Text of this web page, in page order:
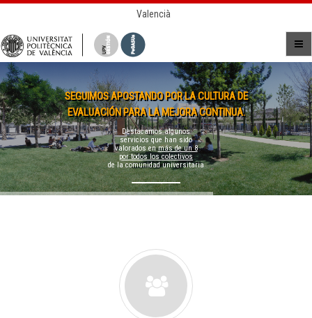
Valencià
SEGUIMOS APOSTANDO POR LA CULTURA DE
EVALUACIÓN PARA LA MEJORA CONTINUA.
Destacamos algunos
servicios que han sido
valorados enmás de un 8
por todos los colectivos
de la comunidad universitaria